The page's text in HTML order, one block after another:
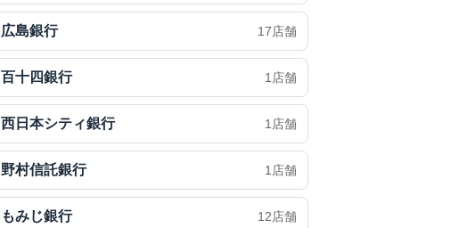
広島銀行 17店舗
百十四銀行 1店舗
西日本シティ銀行 1店舗
野村信託銀行 1店舗
もみじ銀行 12店舗